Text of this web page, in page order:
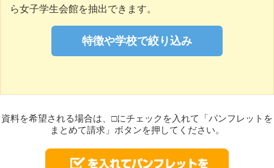
ら女子学生会館を抽出できます。
資料を希望される場合は、□にチェックを入れて「パンフレットを
まとめて請求」ボタンを押してください。